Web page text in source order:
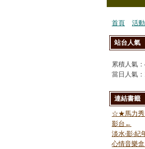
首頁 活動
站台人氣
累積人氣：
當日人氣：
連結書籤
☆★馬力秀
影台←
淡水‧影‧紀
心情音樂盒